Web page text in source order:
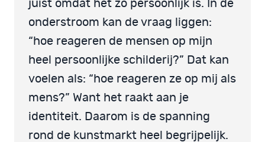
juist omdat het zo persoonlijk is. In de
onderstroom kan de vraag liggen:
“hoe reageren de mensen op mijn
heel persoonlijke schilderij?” Dat kan
voelen als: “hoe reageren ze op mij als
mens?” Want het raakt aan je
identiteit. Daarom is de spanning
rond de kunstmarkt heel begrijpelijk.